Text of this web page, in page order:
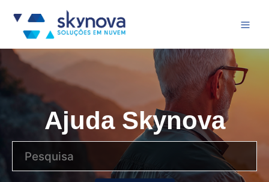
Ajuda Skynova